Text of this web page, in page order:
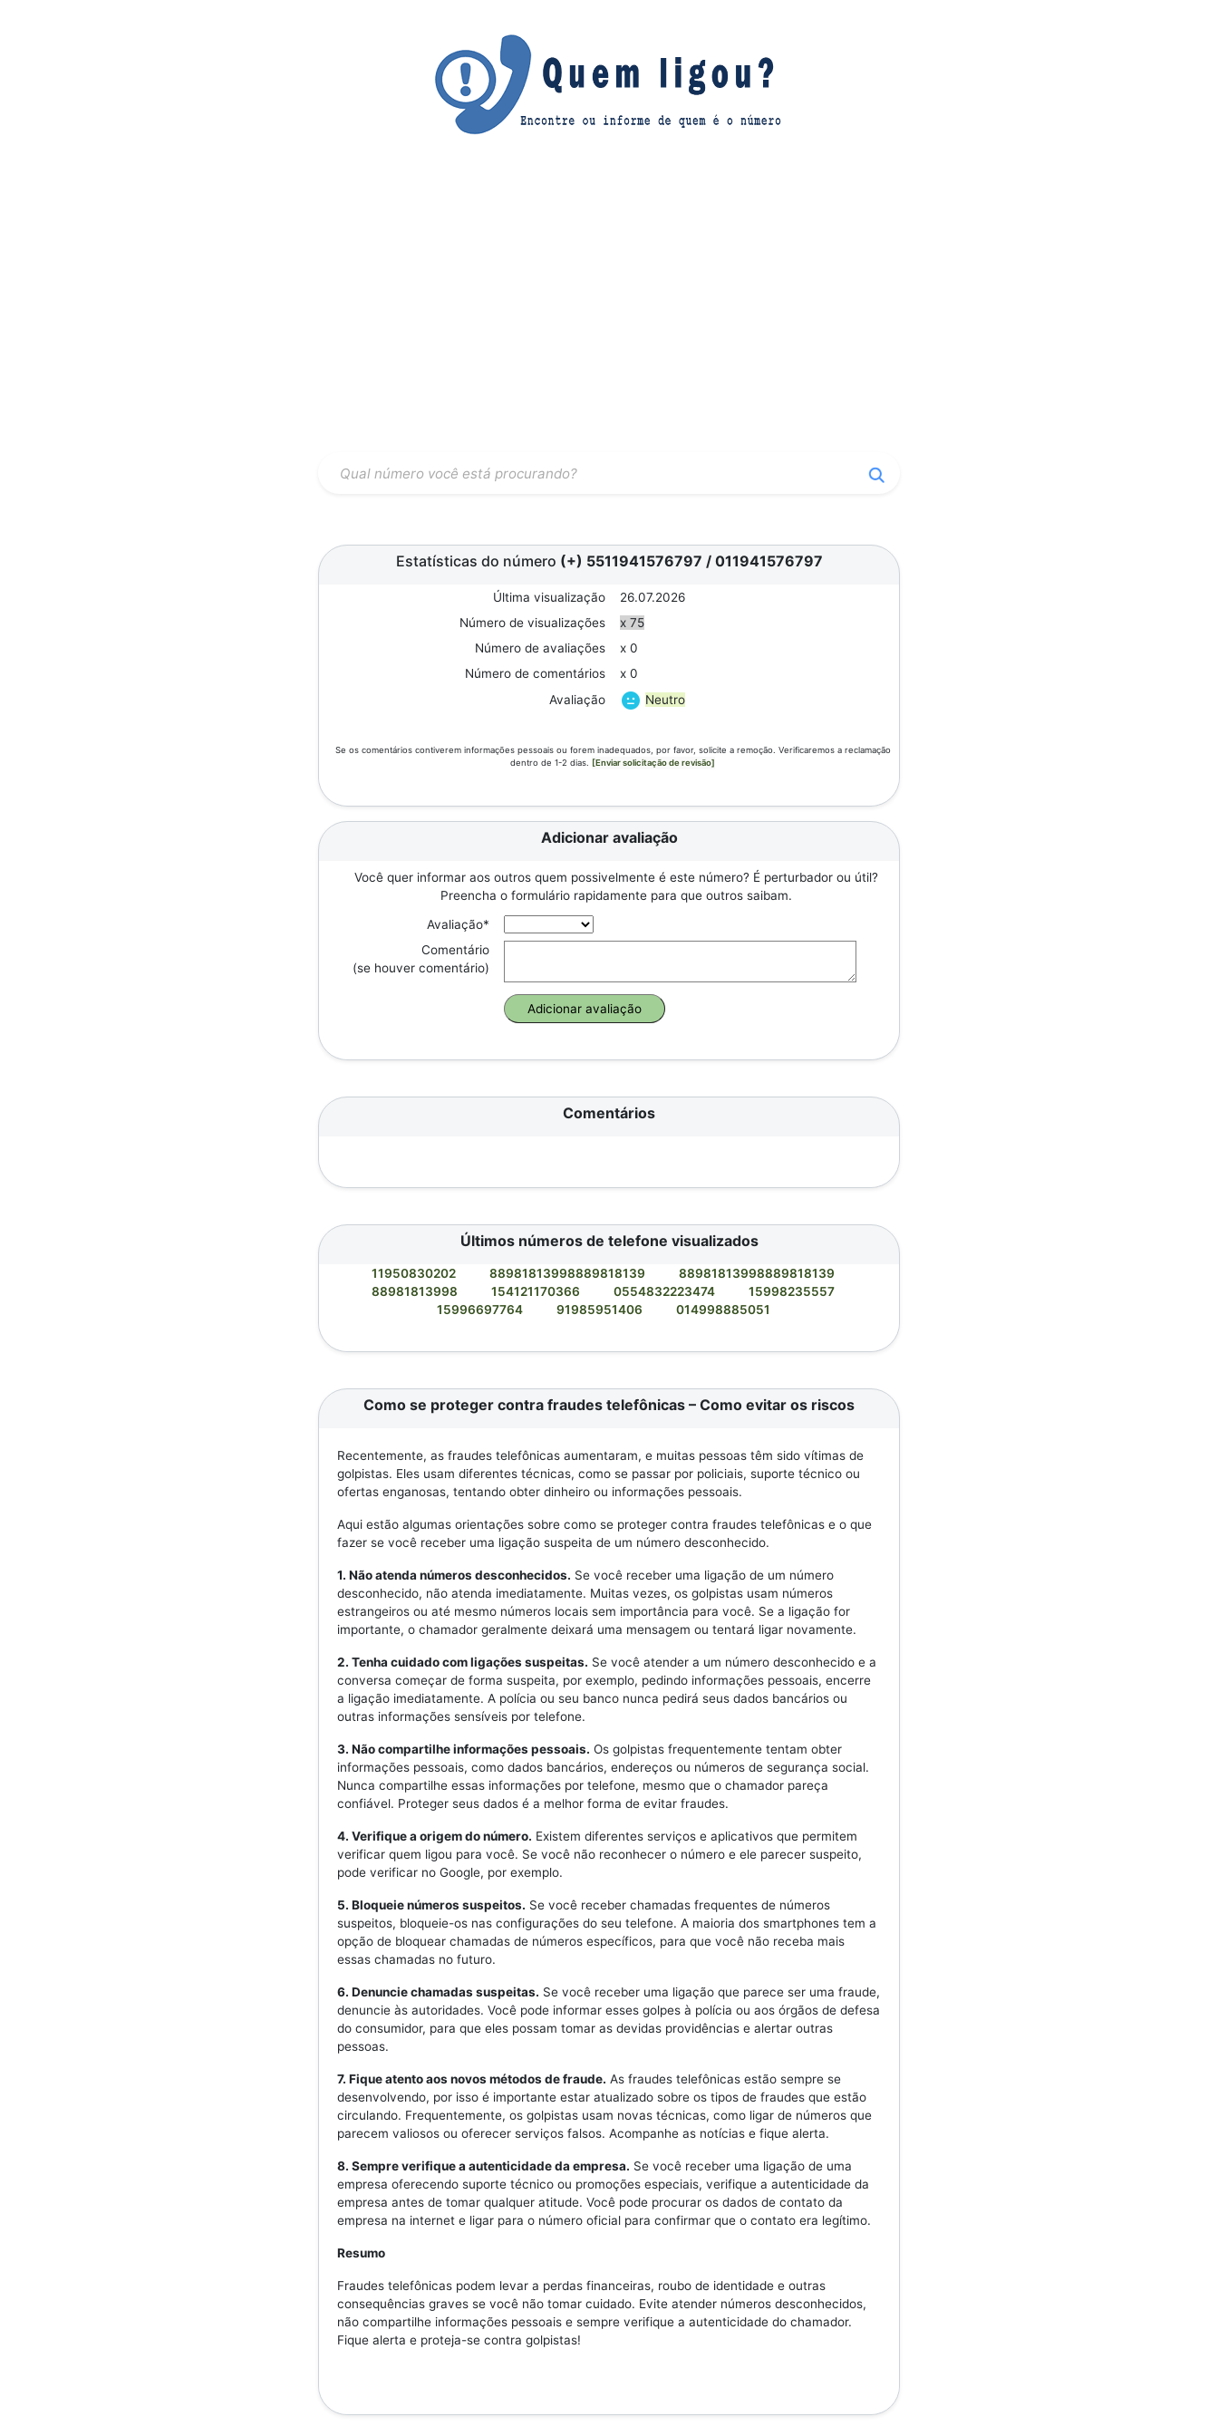
Estatísticas do número (+) 5511941576797 /011941576797
Última visualização
26.07.2026
Número de visualizações
x 75
Número de avaliações
x 0
Número de comentários
x 0
Avaliação
Neutro
Se os comentários contiverem informações pessoais ou forem inadequados, por favor, solicite a remoção. Verificaremos a reclamação
dentro de 1-2 dias. [Enviar solicitação de revisão]
Adicionar avaliação
Você quer informar aos outros quem possivelmente é este número? É perturbador ou útil?
Preencha o formulário rapidamente para que outros saibam.
Avaliação*
Comentário
(se houver comentário)
Comentários
Últimos números de telefone visualizados
11950830202 88981813998889818139
88981813998889818139
88981813998
154121170366 0554832223474
15998235557
15996697764
91985951406 014998885051
Como se proteger contra fraudes telefônicas – Como evitar os riscos
Recentemente, as fraudes telefônicas aumentaram, e muitas pessoas têm sido vítimas de
golpistas. Eles usam diferentes técnicas, como se passar por policiais, suporte técnico ou
ofertas enganosas, tentando obter dinheiro ou informações pessoais.
Aqui estão algumas orientações sobre como se proteger contra fraudes telefônicas e o que
fazer se você receber uma ligação suspeita de um número desconhecido.
1. Não atenda números desconhecidos. Se você receber uma ligação de um número
desconhecido, não atenda imediatamente. Muitas vezes, os golpistas usam números
estrangeiros ou até mesmo números locais sem importância para você. Se a ligação for
importante, o chamador geralmente deixará uma mensagem ou tentará ligar novamente.
2. Tenha cuidado com ligações suspeitas. Se você atender a um número desconhecido e a
conversa começar de forma suspeita, por exemplo, pedindo informações pessoais, encerre
a ligação imediatamente. A polícia ou seu banco nunca pedirá seus dados bancários ou
outras informações sensíveis por telefone.
3. Não compartilhe informações pessoais. Os golpistas frequentemente tentam obter
informações pessoais, como dados bancários, endereços ou números de segurança social.
Nunca compartilhe essas informações por telefone, mesmo que o chamador pareça
confiável. Proteger seus dados é a melhor forma de evitar fraudes.
4. Verifique a origem do número. Existem diferentes serviços e aplicativos que permitem
verificar quem ligou para você. Se você não reconhecer o número e ele parecer suspeito,
pode verificar no Google, por exemplo.
5. Bloqueie números suspeitos. Se você receber chamadas frequentes de números
suspeitos, bloqueie-os nas configurações do seu telefone. A maioria dos smartphones tem a
opção de bloquear chamadas de números específicos, para que você não receba mais
essas chamadas no futuro.
6. Denuncie chamadas suspeitas. Se você receber uma ligação que parece ser uma fraude,
denuncie às autoridades. Você pode informar esses golpes à polícia ou aos órgãos de defesa
do consumidor, para que eles possam tomar as devidas providências e alertar outras
pessoas.
7. Fique atento aos novos métodos de fraude. As fraudes telefônicas estão sempre se
desenvolvendo, por isso é importante estar atualizado sobre os tipos de fraudes que estão
circulando. Frequentemente, os golpistas usam novas técnicas, como ligar de números que
parecem valiosos ou oferecer serviços falsos. Acompanhe as notícias e fique alerta.
8. Sempre verifique a autenticidade da empresa. Se você receber uma ligação de uma
empresa oferecendo suporte técnico ou promoções especiais, verifique a autenticidade da
empresa antes de tomar qualquer atitude. Você pode procurar os dados de contato da
empresa na internet e ligar para o número oficial para confirmar que o contato era legítimo.
Resumo
Fraudes telefônicas podem levar a perdas financeiras, roubo de identidade e outras
consequências graves se você não tomar cuidado. Evite atender números desconhecidos,
não compartilhe informações pessoais e sempre verifique a autenticidade do chamador.
Fique alerta e proteja-se contra golpistas!